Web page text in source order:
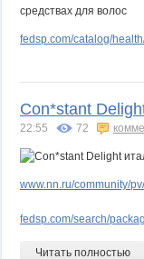
fedsp.com/catalog/
Con*stant
22:55 72
www.nn.ru/community/
fedsp.com/search/
Читать полностью